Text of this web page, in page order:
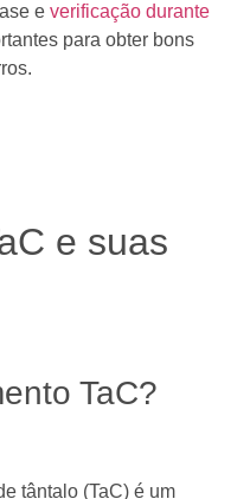
e verificação durante
para obter bons
e suas
TaC?
tântalo (TaC) é um